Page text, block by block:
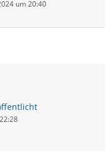
um 20:40